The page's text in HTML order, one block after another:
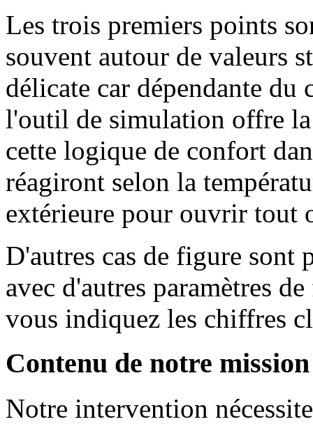
Les trois premiers points
souvent autour de valeurs
délicate car dépendante du
l'outil de simulation offre
cette logique de confort
réagiront selon la
extérieure pour ouvrir tout
D'autres cas de figure sont
avec d'autres paramètres
vous indiquez les chiffres
Contenu de notre mission
Notre intervention